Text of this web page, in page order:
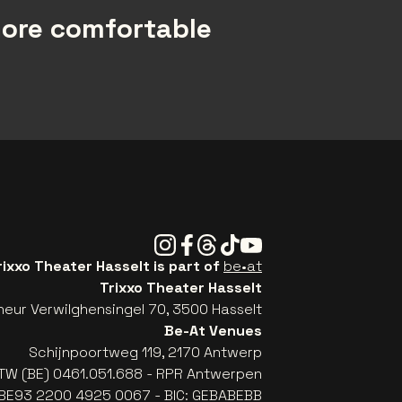
comfortable
Instagram
Facebook
Threads
TiktokYoutube
Theater Hasselt is part of be•at
Trixxo Theater Hasselt
Verwilghensingel 70, 3500 Hasselt
Be-At Venues
Schijnpoortweg 119, 2170 Antwerp
(BE) 0461.051.688 - RPR Antwerpen
2200 4925 0067 - BIC: GEBABEBB